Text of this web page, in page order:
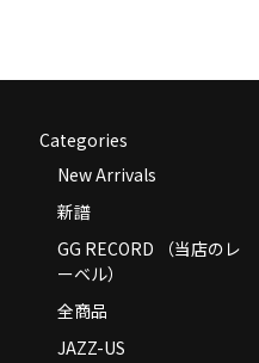
Categories
New Arrivals
新譜
GG RECORD （当店のレ
ーベル）
全商品
JAZZ-US